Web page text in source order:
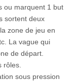
ou marquent 1 but
sortent deux
zone de jeu en
La vague qui
de départ.
rôles.
sous pression